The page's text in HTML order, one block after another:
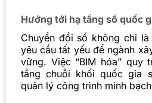
Hướng tới hạ tầng số quốc
Chuyển đổi số không chỉ
yêu cầu tất yếu để ngành
vững. Việc “BIM hóa” quy
tầng chuỗi khối quốc gia
quản lý công trình minh